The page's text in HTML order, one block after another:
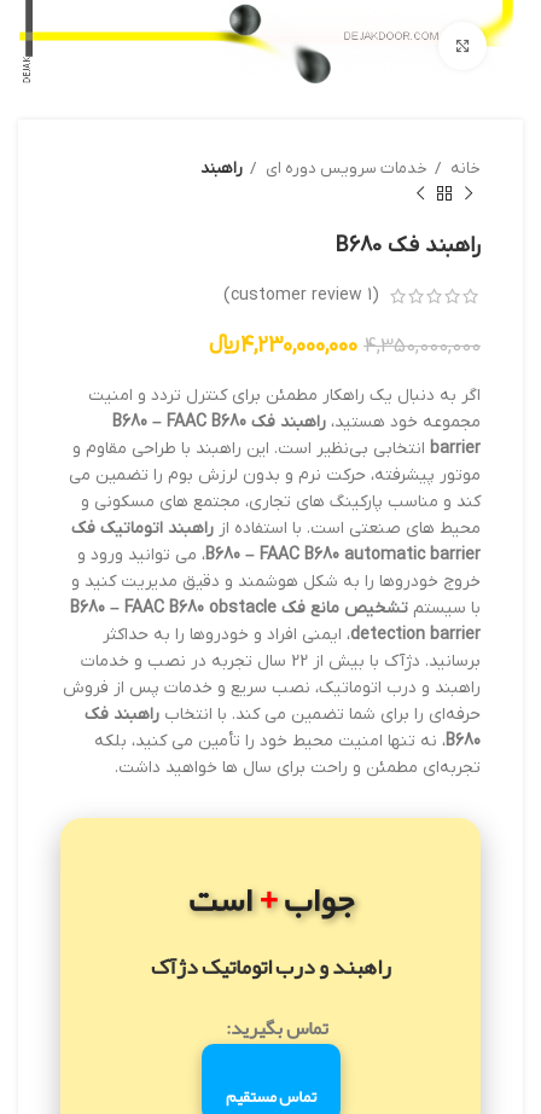
بزرگنمایی تصویر
خانه خدمات سرویس دوره ای راهبند
راهبند فک B680
(
1
4,350,000,000
4,230,000,000﷼
اگر به دنبال یک راهکار مطمئن برای کنترل تردد و امنیت
مجموعه خود هستید،
راهبند فک B680 – FAAC B680
barrier انتخابی بی‌نظیر است. این راهبند با طراحی مقاوم و
موتور پیشرفته، حرکت نرم و بدون لرزش بوم را تضمین می
کند و مناسب پارکینگ های تجاری، مجتمع های مسکونی و
محیط های صنعتی است. با استفاده از راهبند اتوماتیک فک
B680 – FAAC B680 automatic barrier، می توانید ورود و
خروج خودروها را به شکل هوشمند و دقیق مدیریت کنید و
با سیستم
تشخیص مانع فک B680 – FAAC B680 obstacle
detection barrier، ایمنی افراد و خودروها را به حداکثر
برسانید. دژآک با بیش از 22 سال تجربه در نصب و خدمات
راهبند و درب اتوماتیک، نصب سریع و خدمات پس از فروش
حرفه‌ای را برای شما تضمین می کند. با انتخاب راهبند فک
B680، نه تنها امنیت محیط خود را تأمین می کنید، بلکه
تجربه‌ای مطمئن و راحت برای سال ها خواهید داشت.
جواب+است
راهبند و درب اتوماتیک دژآک
تماس بگیرید:
تماس مستقیم